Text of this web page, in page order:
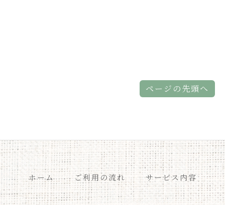
ページの先頭へ
ホーム ご利用の流れ サービス内容